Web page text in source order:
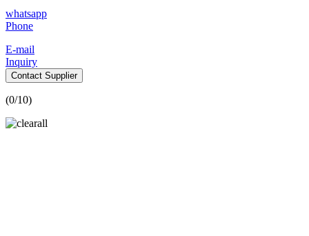
whatsapp
Phone
E-mail
Inquiry
Contact Supplier
(0/10)